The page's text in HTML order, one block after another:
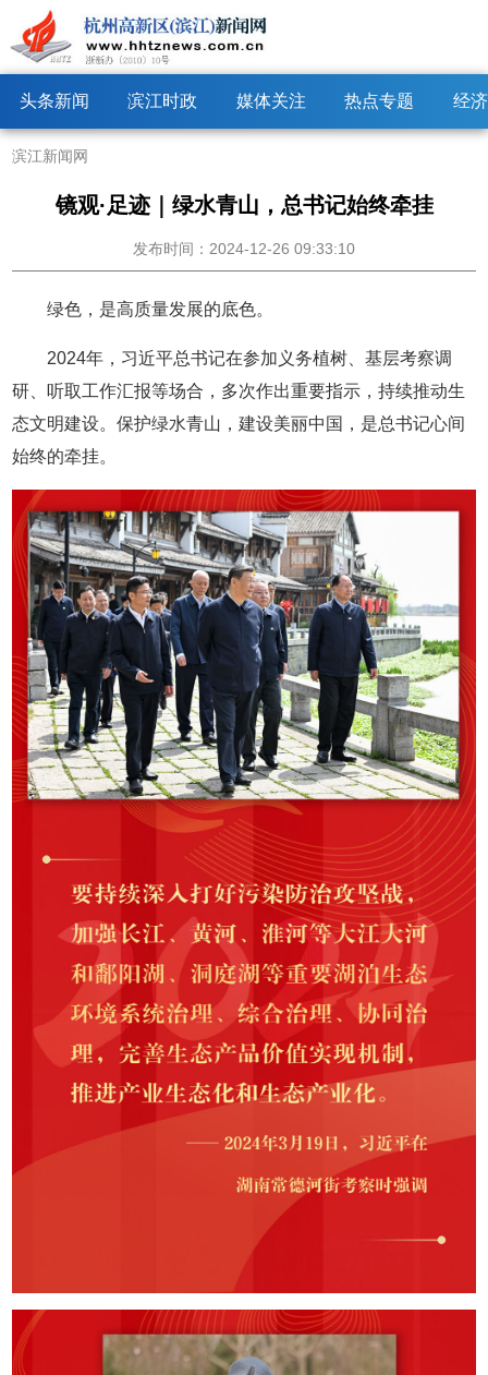
头条新闻 滨江时政 媒体关注 热点专题 经
滨江新闻网
镜观·足迹｜绿水青山，总书记始终牵挂
发布时间：2024-12-26 09:33:10
绿色，是高质量发展的底色。
2024年，习近平总书记在参加义务植树、基层考察调
研、听取工作汇报等场合，多次作出重要指示，持续推动生
态文明建设。保护绿水青山，建设美丽中国，是总书记心间
始终的牵挂。